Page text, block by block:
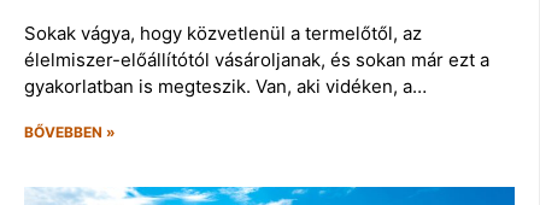
Sokak vágya, hogy közvetlenül a termelőtől, az
élelmiszer-előállítótól vásároljanak, és sokan már ezt a
gyakorlatban is megteszik. Van, aki vidéken, a…
BŐVEBBEN »